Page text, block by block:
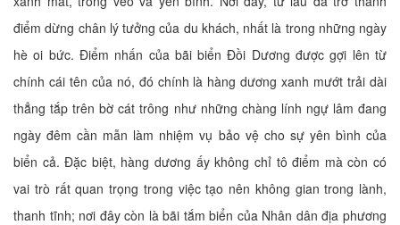
điểm dừng chân lý tưởng của du khách, nhất là trong những ngày
hè oi bức. Điểm nhấn của bãi biển Đồi Dương được gợi lên từ
chính cái tên của nó, đó chính là hàng dương xanh mướt trải dài
thẳng tắp trên bờ cát trông như những chàng lính ngự lâm đang
ngày đêm cần mẫn làm nhiệm vụ bảo vệ cho sự yên bình của
biển cả. Đặc biệt, hàng dương ấy không chỉ tô điểm mà còn có
vai trò rất quan trọng trong việc tạo nên không gian trong lành,
thanh tĩnh; nơi đây còn là bãi tắm biển của Nhân dân địa phương